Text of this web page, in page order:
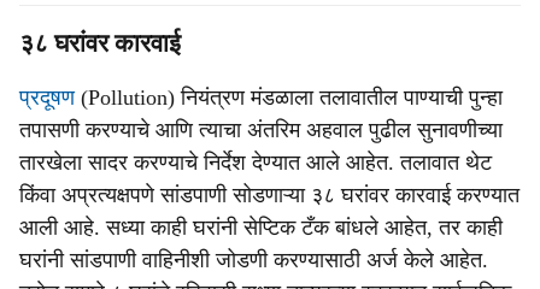
३८ घरांवर कारवाई
प्रदूषण(Pollution) नियंत्रण मंडळाला तलावातील पाण्याची पुन्हा
तपासणी करण्याचे आणि त्याचा अंतरिम अहवाल पुढील सुनावणीच्या
तारखेला सादर करण्याचे निर्देश देण्यात आले आहेत. तलावात थेट
किंवा अप्रत्यक्षपणे सांडपाणी सोडणाऱ्या ३८ घरांवर कारवाई करण्यात
आली आहे. सध्या काही घरांनी सेप्टिक टँक बांधले आहेत, तर काही
घरांनी सांडपाणी वाहिनीशी जोडणी करण्यासाठी अर्ज केले आहेत.